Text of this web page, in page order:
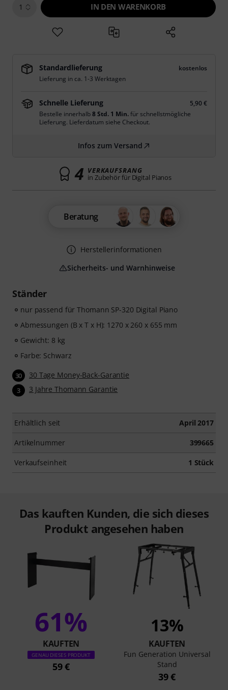
Ständer
nur passend für Thomann SP-320 Digital Piano
Abmessungen (B x T x H): 1270 x 260 x 655 mm
Gewicht: 8 kg
Farbe: Schwarz
30 30 Tage Money-Back-Garantie
3 3 Jahre Thomann Garantie
Erhältlich seit April 2017
Artikelnummer 399665
Verkaufseinheit 1 Stück
1 IN DEN WARENKORB
Standardlieferung
kostenlos
Lieferung in ca. 1-3 Werktagen
Schnelle Lieferung
5,90 €
Bestelle innerhalb8 Std. 1 Min.für schnellstmögliche
Lieferung. Lieferdatum siehe Checkout.
Infos zum Versand
4 VERKAUFSRANG
in Zubehör für Digital Pianos
Beratung
Herstellerinformationen
Sicherheits- und Warnhinweise
Das kauften Kunden, die sich dieses
Produkt angesehen haben
61%
KAUFTEN
GENAU DIESES PRODUKT
59 €
13%
KAUFTEN
Fun Generation Universal
Stand
39 €